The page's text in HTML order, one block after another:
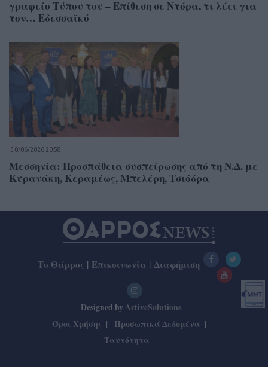
γραφείο Τύπου του – Επίθεση σε Ντόρα, τι λέει για
τον… Εδεσσαϊκό
30/06/2026 20:58
Μεσσηνία: Προσπάθεια συσπείρωσης από τη Ν.Δ. με
Κυρανάκη, Κεραμέως, Μπελέρη, Τσιόδρα
Το Θάρρος | Επικοινωνία | Διαφήμιση
Designed by ActiveSolutions
Όροι Χρήσης
Προσωπικά Δεδομένα
Ταυτότητα